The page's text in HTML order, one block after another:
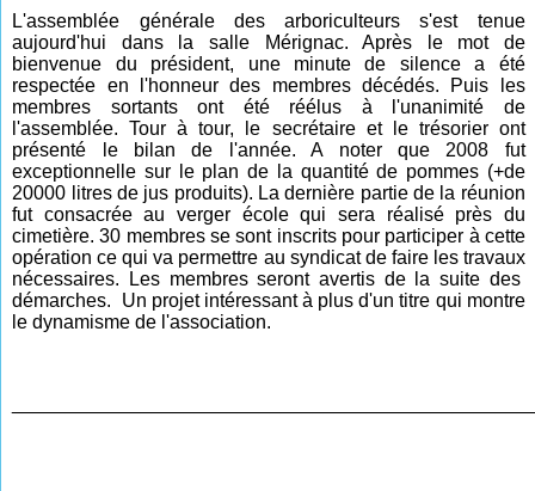
L'assemblée générale des arboriculteurs s'est tenue
aujourd'hui dans la salle Mérignac. Après le mot de
bienvenue du président, une minute de silence a été
respectée en l'honneur des membres décédés. Puis les
membres sortants ont été réélus à l'unanimité de
l'assemblée. Tour à tour, le secrétaire et le trésorier ont
présenté le bilan de l'année. A noter que 2008 fut
exceptionnelle sur le plan de la quantité de pommes (+de
20000 litres de jus produits). La dernière partie de la réunion
fut consacrée au verger école qui sera réalisé près du
cimetière. 30 membres se sont inscrits pour participer à cette
opération ce qui va permettre au syndicat de faire les travaux
nécessaires. Les membres seront avertis de la suite des
démarches. Un projet intéressant à plus d'un titre qui montre
le dynamisme de l'association.